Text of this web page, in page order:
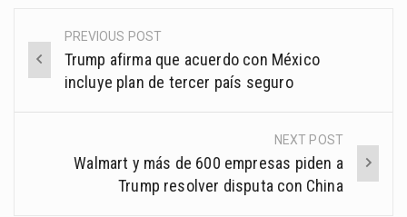
Post
navigation
PREVIOUS POST
Trump afirma que acuerdo con México
incluye plan de tercer país seguro
NEXT POST
Walmart y más de 600 empresas piden a
Trump resolver disputa con China